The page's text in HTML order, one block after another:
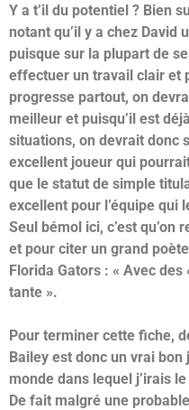
Y a t’il du potentiel ? Bien
notant qu’il y a chez David
puisque sur la plupart de
effectuer un travail clair et
progresse partout, on
meilleur et puisqu’il est
situations, on devrait donc
excellent joueur qui
que le statut de simple
excellent pour l’équipe qui
Seul bémol ici, c’est qu’on
et pour citer un grand
Florida Gators : « Avec
tante ».
Pour terminer cette fiche,
Bailey est donc un vrai bon
monde dans lequel j’irais
De fait malgré une